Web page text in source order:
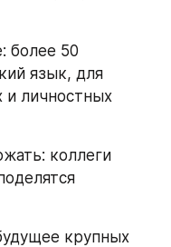
более 50
язык, для
и личностных
коллеги
крупных